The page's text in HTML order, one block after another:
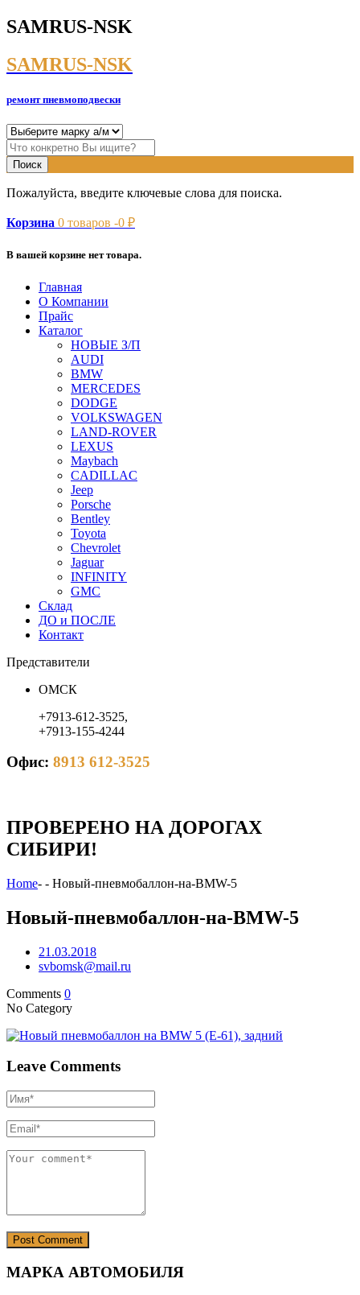
SAMRUS-NSK
SAMRUS-NSK
ремонт пневмоподвески
Пожалуйста, введите ключевые слова для поиска.
Корзина 0 товаров -0 ₽
В вашей корзине нет товара.
Главная
О Компании
Прайс
Каталог
НОВЫЕ З/П
AUDI
BMW
MERCEDES
DODGE
VOLKSWAGEN
LAND-ROVER
LEXUS
Maybach
CADILLAC
Jeep
Porsche
Bentley
Toyota
Chevrolet
Jaguar
INFINITY
GMC
Склад
ДО и ПОСЛЕ
Контакт
Представители
ОМСК
+7913-612-3525,
+7913-155-4244
Офис: 8913 612-3525
ПРОВЕРЕНО НА ДОРОГАХ
СИБИРИ!
Home- - Новый-пневмобаллон-на-BMW-5
Новый-пневмобаллон-на-BMW-5
21.03.2018
svbomsk@mail.ru
Comments 0
No Category
Leave Comments
МАРКА АВТОМОБИЛЯ